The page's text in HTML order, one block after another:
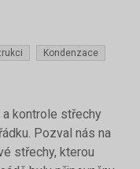
Kondenzace
kontrole střechy
Pozval nás na
střechy, kterou